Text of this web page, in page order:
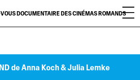
DOCUMENTAIRE DES CINÉMAS ROMANDS
de Anna Koch & Julia Lemke